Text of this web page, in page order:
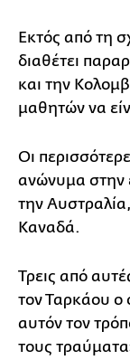
Εκτός από τη
διαθέτει
και την
μαθητών να
Οι
ανώνυμα στην
την
Καναδά.
Τρεις από
τον Ταρκάου ο
αυτόν τον
τους